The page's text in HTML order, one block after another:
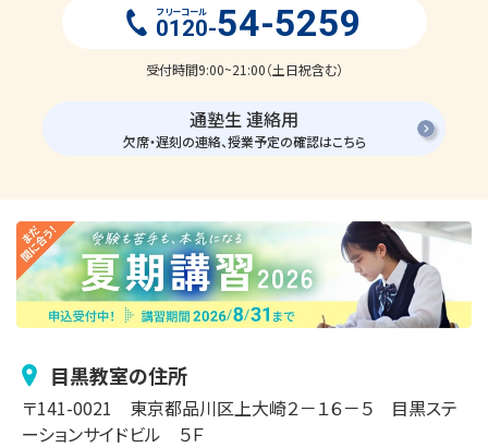
フリーコール
0120-54-5259
受付時間9:00~21:00（土日祝含む）
通塾生 連絡用
欠席・遅刻の連絡、授業予定の確認はこちら
目黒教室の住所
〒141-0021 東京都品川区上大崎２－１６－５
目黒ステ
ーションサイドビル ５Ｆ